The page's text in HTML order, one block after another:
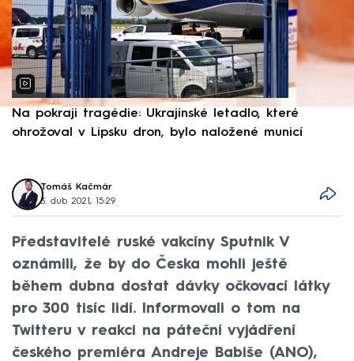
Na pokraji tragédie: Ukrajinské letadlo, které
ohrožoval v Lipsku dron, bylo naložené municí
Tomáš Kačmár
3. dub 2021, 15:29
Představitelé ruské vakcíny Sputnik V
oznámili, že by do Česka mohli ještě
během dubna dostat dávky očkovací látky
pro 300 tisíc lidí. Informovali o tom na
Twitteru v reakci na páteční vyjádření
českého premiéra Andreje Babiše (ANO),